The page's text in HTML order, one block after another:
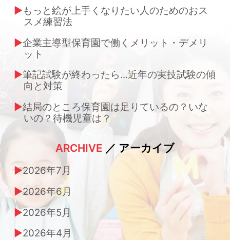
もっと絵が上手くなりたい人のためのおス
スメ練習法
企業主導型保育園で働くメリット・デメリ
ット
筆記試験が終わったら…近年の実技試験の傾
向と対策
結局のところ保育園は足りているの？いな
いの？待機児童は？
ARCHIVE ／ アーカイブ
2026年7月
2026年6月
2026年5月
2026年4月